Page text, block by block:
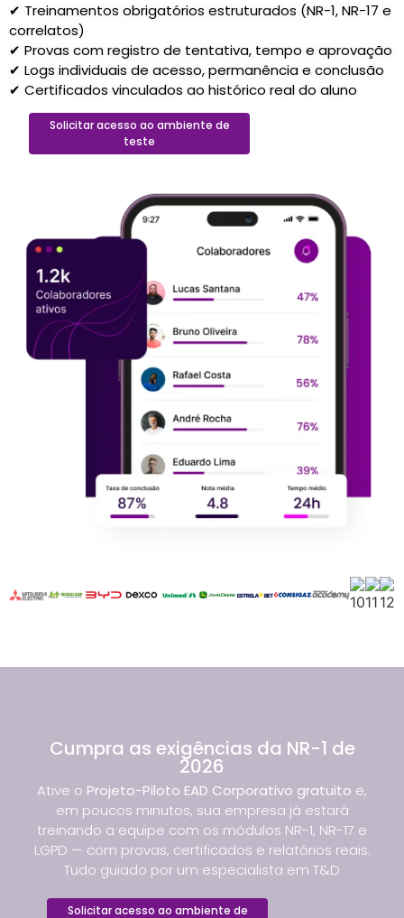
✔ Treinamentos obrigatórios estruturados (NR-1, NR-17 e
correlatos)
✔ Provas com registro de tentativa, tempo e aprovação
✔ Logs individuais de acesso, permanência e conclusão
✔ Certificados vinculados ao histórico real do aluno
Solicitar acesso ao ambiente de
teste
Cumpra as exigências da NR-1 de
2026
Ative o Projeto-Piloto EAD Corporativo gratuito e,
em poucos minutos, sua empresa já estará
treinando a equipe com os módulos NR-1, NR-17 e
LGPD — com provas, certificados e relatórios reais.
Tudo guiado por um especialista em T&D
Solicitar acesso ao ambiente de